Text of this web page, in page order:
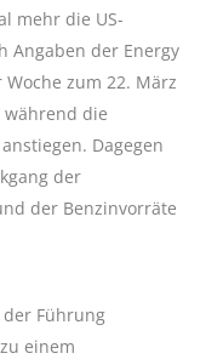
mehr die US-
Angaben der Energy
zum 22. März
die
Dagegen
der
der Benzinvorräte
Führung
einem